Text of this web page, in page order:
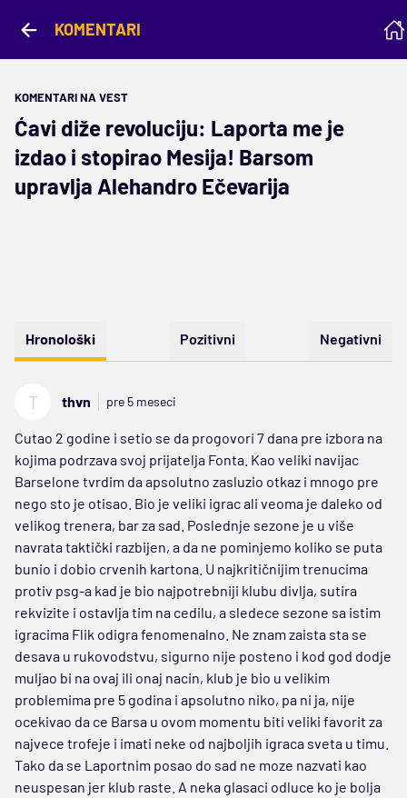
KOMENTARI
KOMENTARI NA VEST
Ćavi diže revoluciju: Laporta me je
izdao i stopirao Mesija! Barsom
upravlja Alehandro Ečevarija
Hronološki Pozitivni Negativni
T thvn pre 5 meseci
Cutao 2 godine i setio se da progovori 7 dana pre izbora na
kojima podrzava svoj prijatelja Fonta. Kao veliki navijac
Barselone tvrdim da apsolutno zasluzio otkaz i mnogo pre
nego sto je otisao. Bio je veliki igrac ali veoma je daleko od
velikog trenera, bar za sad. Poslednje sezone je u više
navrata taktički razbijen, a da ne pominjemo koliko se puta
bunio i dobio crvenih kartona. U najkritičnijim trenucima
protiv psg-a kad je bio najpotrebniji klubu divlja, sutira
rekvizite i ostavlja tim na cedilu, a sledece sezone sa istim
igracima Flik odigra fenomenalno. Ne znam zaista sta se
desava u rukovodstvu, sigurno nije posteno i kod god dodje
muljao bi na ovaj ili onaj nacin, klub je bio u velikim
problemima pre 5 godina i apsolutno niko, pa ni ja, nije
ocekivao da ce Barsa u ovom momentu biti veliki favorit za
najvece trofeje i imati neke od najboljih igraca sveta u timu.
Tako da se Laportnim posao do sad ne moze nazvati kao
neuspesan jer klub raste. A neka glasaci odluce ko je bolja